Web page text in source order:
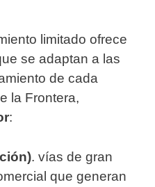
limitado ofrece
se adaptan a las
de cada
la Frontera,
:
. vías de gran
que generan